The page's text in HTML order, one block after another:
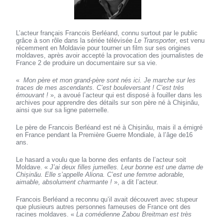
L’acteur français Francois Berléand, connu surtout par le public
grâce à son rôle dans la sériée téléviséeLe Transporter, est venu
récemment en Moldavie pour tourner un film sur ses origines
moldaves, après avoir accepté la provocation des journalistes de
France 2 de produire un documentaire sur sa vie.
« Mon père et mon grand-père sont nés ici. Je marche sur les
traces de mes ascendants. C’est bouleversant ! C’est très
émouvant ! », a avoué l’acteur qui est disposé à fouiller dans les
archives pour apprendre des détails sur son père né à Chişinău,
ainsi que sur sa ligne paternelle.
Le père de Francois Berléand est né à Chișinău, mais il a émigré
en France pendant la Première Guerre Mondiale, à l’âge de16
ans.
Le hasard a voulu que la bonne des enfants de l’acteur soit
Moldave. «J’ai deux filles jumelles. Leur bonne est une dame de
Chișinău. Elle s’appelle Aliona. C’est une femme adorable,
aimable, absolument charmante ! », a dit l’acteur.
Francois Berléand a reconnu qu’il avait découvert avec stupeur
que plusieurs autres personnes fameuses de France ont des
racines moldaves. «La comédienne Zabou Breitman est très